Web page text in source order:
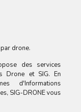
drone.
des services
Drone et SIG. En
d'Informations
SIG-DRONE vous